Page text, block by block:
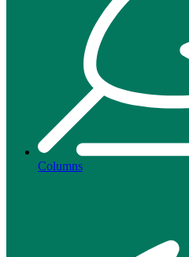
Columns